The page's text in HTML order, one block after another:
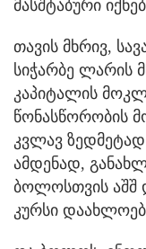
მასშტაბური
თავის მხრივ,
სიჭარბე ლარის
კაპიტალის
წონასწორობის
კვლავ
ამდენად,
ბოლოსთვის
კურსი